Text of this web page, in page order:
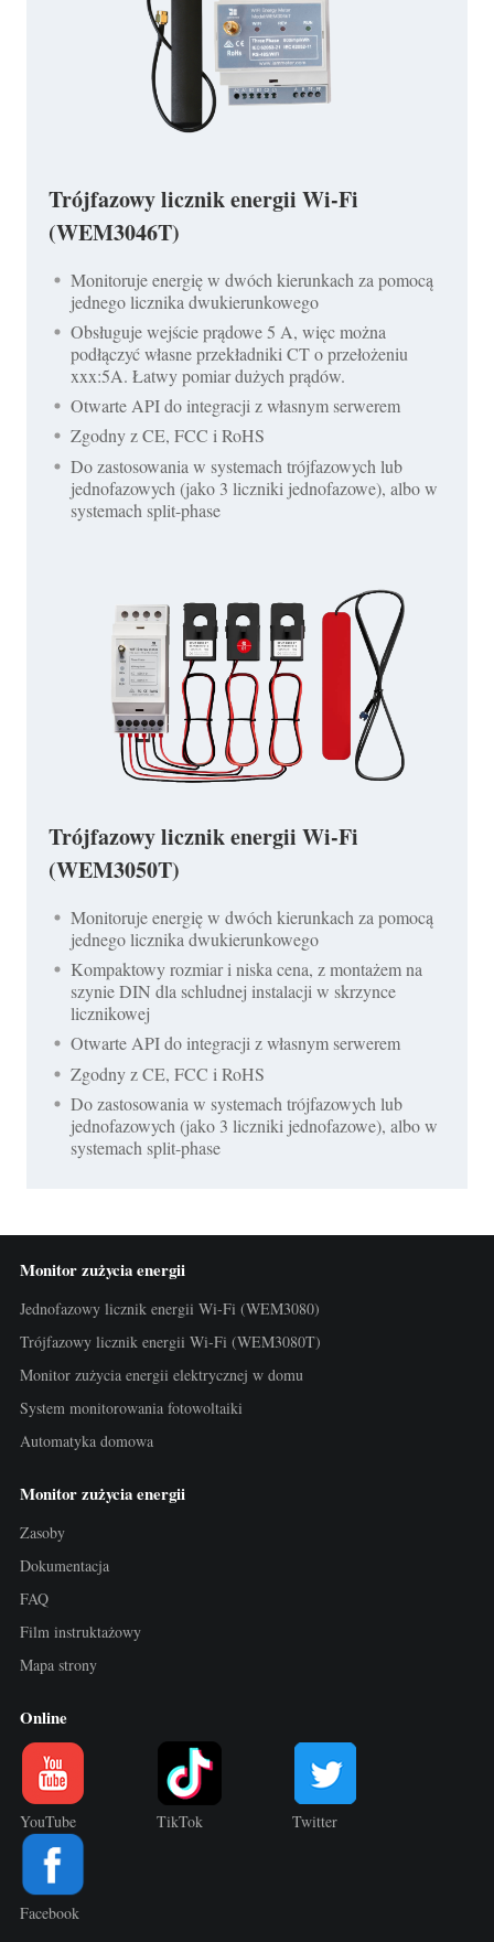
Trójfazowy licznik energii Wi-Fi
(WEM3046T)
Monitoruje energię w dwóch kierunkach za pomocą
jednego licznika dwukierunkowego
Obsługuje wejście prądowe 5 A, więc można
podłączyć własne przekładniki CT o przełożeniu
xxx:5A. Łatwy pomiar dużych prądów.
Otwarte API do integracji z własnym serwerem
Zgodny z CE, FCC i RoHS
Do zastosowania w systemach trójfazowych lub
jednofazowych (jako 3 liczniki jednofazowe), albo w
systemach split-phase
Trójfazowy licznik energii Wi-Fi
(WEM3050T)
Monitoruje energię w dwóch kierunkach za pomocą
jednego licznika dwukierunkowego
Kompaktowy rozmiar i niska cena, z montażem na
szynie DIN dla schludnej instalacji w skrzynce
licznikowej
Otwarte API do integracji z własnym serwerem
Zgodny z CE, FCC i RoHS
Do zastosowania w systemach trójfazowych lub
jednofazowych (jako 3 liczniki jednofazowe), albo w
systemach split-phase
Monitor zużycia energii
Jednofazowy licznik energii Wi-Fi (WEM3080)
Trójfazowy licznik energii Wi-Fi (WEM3080T)
Monitor zużycia energii elektrycznej w domu
System monitorowania fotowoltaiki
Automatyka domowa
Monitor zużycia energii
Zasoby
Dokumentacja
FAQ
Film instruktażowy
Mapa strony
Online
YouTube TikTok Twitter
Facebook